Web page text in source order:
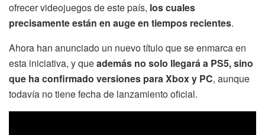
ofrecer videojuegos de este país, los cuales
precisamente están en auge en tiempos recientes.
Ahora han anunciado un nuevo título que se enmarca en
esta iniciativa, y queademás no solo llegará a PS5, sino
que ha confirmado versiones para Xbox y PC, aunque
todavía no tiene fecha de lanzamiento oficial.